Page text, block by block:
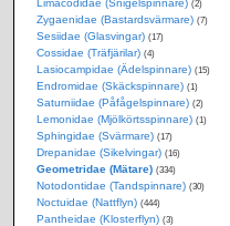
(2)
Zygaenidae (Bastardsvärmare) (7)
Sesiidae (Glasvingar) (17)
Cossidae (Träfjärilar) (4)
Lasiocampidae (Ädelspinnare) (15)
Endromidae (Skäckspinnare) (1)
Saturniidae (Påfågelspinnare) (2)
Lemonidae (Mjölkörtsspinnare) (1)
Sphingidae (Svärmare) (17)
Drepanidae (Sikelvingar) (16)
Geometridae (Mätare) (334)
Notodontidae (Tandspinnare) (30)
Noctuidae (Nattflyn) (444)
Pantheidae (Klosterflyn) (3)